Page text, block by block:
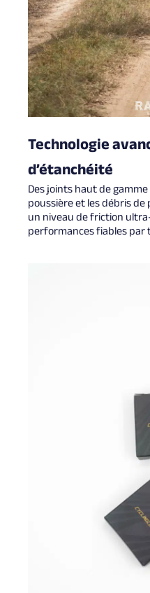
Technologie
d’étanchéité
Des joints haut de
poussière et les débris
un niveau de friction
performances fiables par